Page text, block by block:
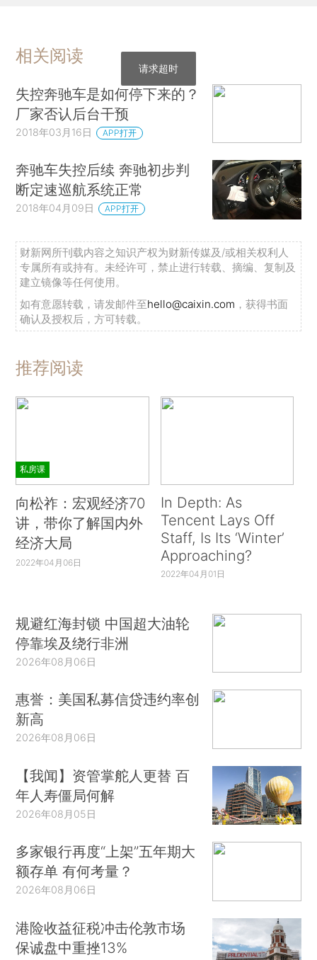
相关阅读
失控奔驰车是如何停下来的？
厂家否认后台干预
2018年03月16日 APP打开
奔驰车失控后续 奔驰初步判
断定速巡航系统正常
2018年04月09日 APP打开
财新网所刊载内容之知识产权为财新传媒及/或相关权利人
专属所有或持有。未经许可，禁止进行转载、摘编、复制及
建立镜像等任何使用。
如有意愿转载，请发邮件至hello@caixin.com ，获得书面
确认及授权后，方可转载。
推荐阅读
私房课
向松祚：宏观经济70
讲，带你了解国内外
经济大局
2022年04月06日
In Depth: As
Tencent Lays Off
Staff, Is Its ‘Winter’
Approaching?
2022年04月01日
规避红海封锁 中国超大油轮
停靠埃及绕行非洲
2026年08月06日
惠誉：美国私募信贷违约率创
新高
2026年08月06日
【我闻】资管掌舵人更替 百
年人寿僵局何解
2026年08月05日
多家银行再度“上架”五年期大
额存单 有何考量？
2026年08月06日
港险收益征税冲击伦敦市场
保诚盘中重挫13%
请求超时